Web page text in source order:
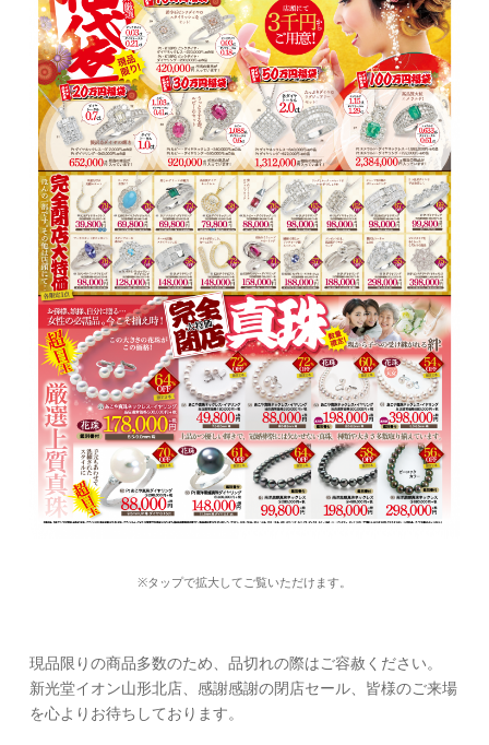
※タップで拡大してご覧いただけます。
現品限りの商品多数のため、品切れの際はご容赦ください。
新光堂イオン山形北店、感謝感謝の閉店セール、皆様のご来場
を心よりお待ちしております。